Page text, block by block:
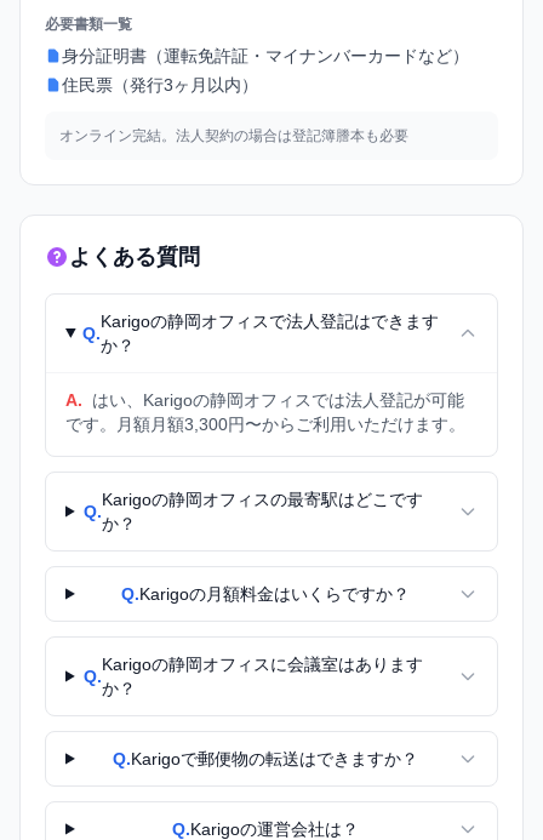
必要書類一覧
身分証明書（運転免許証・マイナンバーカードなど）
住民票（発行3ヶ月以内）
オンライン完結。法人契約の場合は登記簿謄本も必要
よくある質問
Q.
Karigoの静岡オフィスで法人登記はできます
か？
A.
はい、Karigoの静岡オフィスでは法人登記が可能
です。月額月額3,300円〜からご利用いただけます。
Q.
Karigoの静岡オフィスの最寄駅はどこです
か？
Q.Karigoの月額料金はいくらですか？
Q.
Karigoの静岡オフィスに会議室はあります
か？
Q.Karigoで郵便物の転送はできますか？
Q.Karigoの運営会社は？